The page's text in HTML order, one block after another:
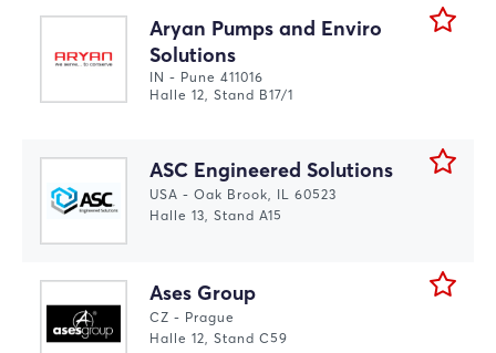
Aryan Pumps and Enviro
Solutions
IN - Pune 411016
Halle 12, Stand B17/1
ASC Engineered Solutions
USA - Oak Brook, IL 60523
Halle 13, Stand A15
Ases Group
CZ - Prague
Halle 12, Stand C59